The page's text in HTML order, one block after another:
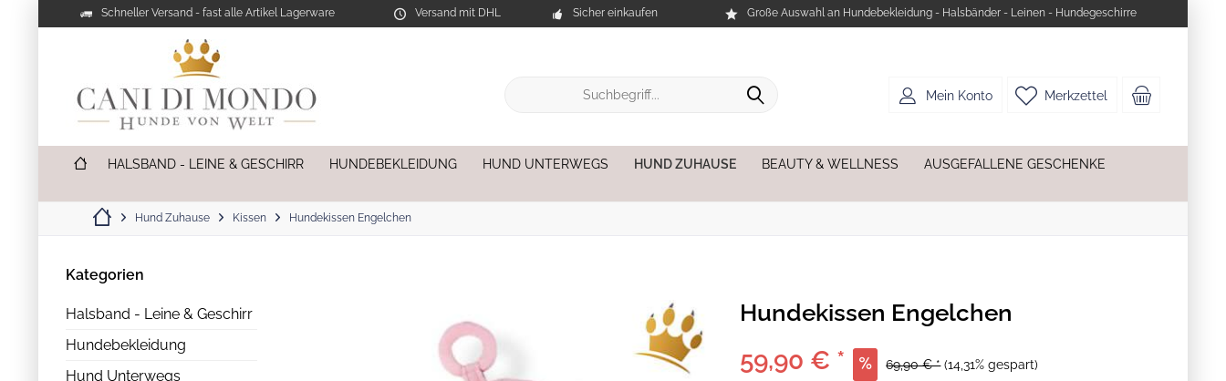
Schneller Versand - fast alle Artikel Lagerware Versand mit DHL Sicher einkaufen Große Auswahl an Hundebekleidung - Halsbänder - Leinen - Hundegeschirre
Merkzettel
Mein Konto
HALSBAND - LEINE & GESCHIRR HUNDEBEKLEIDUNG HUND UNTERWEGS HUND ZUHAUSE BEAUTY & WELLNESS AUSGEFALLENE GESCHENKE
Hund Zuhause Kissen Hundekissen Engelchen
Kategorien
Halsband - Leine & Geschirr
Hundebekleidung
Hund Unterwegs
Hundekissen Engelchen
59,90 € * 69,90 € * (14,31% gespart)